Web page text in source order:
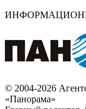
© 2004-2026
«Панорама»